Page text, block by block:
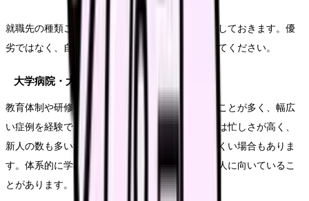
就職先の種類ごとに、どんな特徴があるかを整理しておきます。優
劣ではなく、自分が重視するものとの相性で考えてください。
大学病院・大規模総合病院
教育体制や研修プログラムが体系的に整っていることが多く、幅広
い症例を経験できます。一方で、配属先によっては忙しさが高く、
新人の数も多いため、一人ひとりへの目が届きにくい場合もありま
す。体系的に学びたい人、幅広い経験を積みたい人に向いているこ
とがあります。